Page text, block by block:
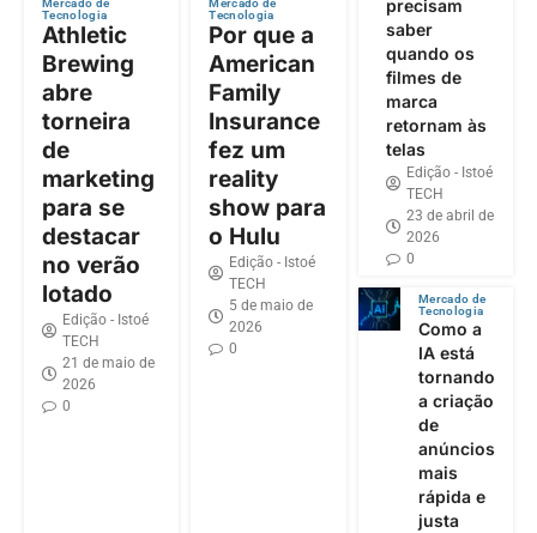
Mercado de
Tecnologia
Athletic
Brewing
abre
torneira
de
marketing
para se
destacar
no verão
lotado
Edição - Istoé
TECH
21 de maio de
2026
0
Mercado de
Tecnologia
Por que a
American
Family
Insurance
fez um
reality
show para
o Hulu
Edição - Istoé
TECH
5 de maio de
2026
0
precisam
saber
quando os
filmes de
marca
retornam às
telas
Edição - Istoé
TECH
23 de abril de
2026
0
Mercado de
Tecnologia
Como a
IA está
tornando
a criação
de
anúncios
mais
rápida e
justa